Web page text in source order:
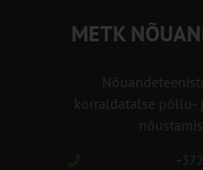
METK
korraldatalse põllu-